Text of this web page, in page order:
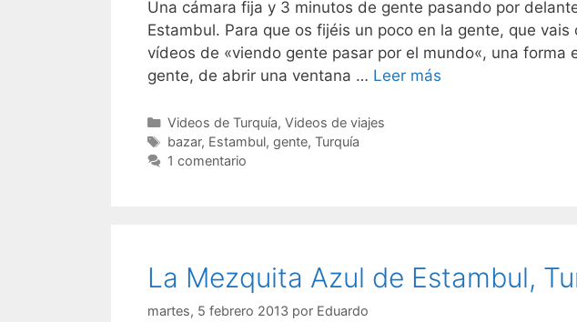
Una cámara fija y 3 minutos de gente pasando por
Estambul. Para que os fijéis un poco en la gente, que vais
vídeos de «viendo gente pasar por el mundo«, una forma
gente, de abrir una ventana … Leer más
Categorías
Videos de Turquía, Videos de viajes
Etiquetas
bazar, Estambul, gente, Turquía
1 comentario
La Mezquita Azul de Estambul,
martes, 5 febrero 2013 por Eduardo